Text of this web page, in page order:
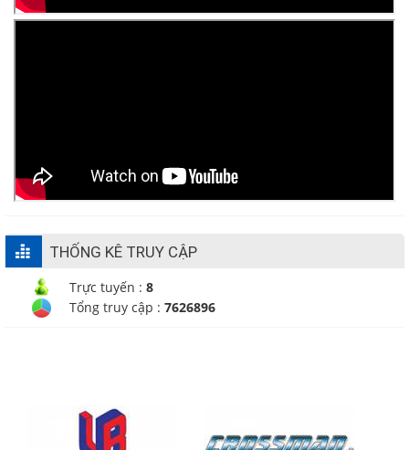
THỐNG KÊ TRUY CẬP
Trực tuyến : 8
Tổng truy cập : 7626896